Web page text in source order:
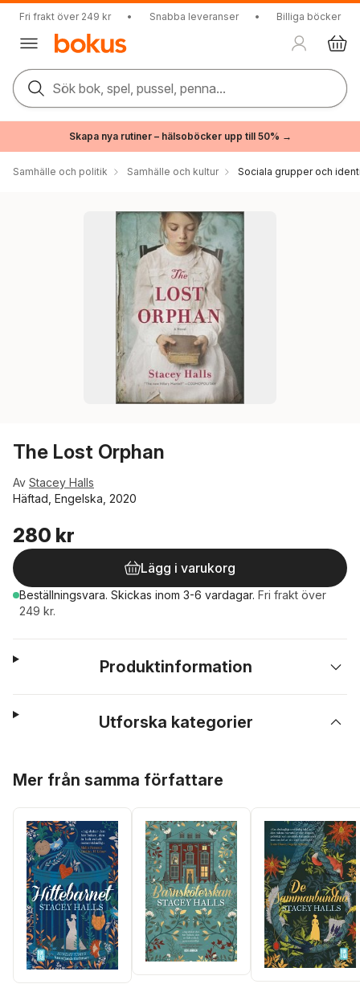
Fri frakt över 249 kr • Snabba leveranser • Billiga böcker
Sök bok, spel, pussel, penna...
Skapa nya rutiner – hälsoböcker upp till 50% →
Samhälle och politik Samhälle och kultur Sociala grupper och
The Lost Orphan
Av Stacey Halls
Häftad, Engelska, 2020
280 kr
Lägg i varukorg
Beställningsvara. Skickas inom 3-6 vardagar. Fri frakt över
249 kr.
Produktinformation
Utforska kategorier
Mer från samma författare